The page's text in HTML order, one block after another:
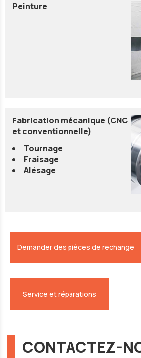
Peinture
Fabrication mécanique (CNC
et conventionnelle)
Tournage
Fraisage
Alésage
Demander des pièces de rechange
Service et réparations
CONTACTEZ-